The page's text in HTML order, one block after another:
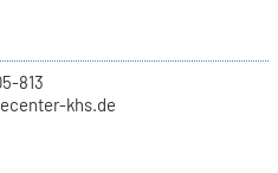
813
khs.de